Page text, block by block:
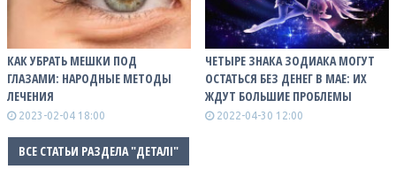
КАК УБРАТЬ МЕШКИ ПОД
ГЛАЗАМИ: НАРОДНЫЕ МЕТОДЫ
ЛЕЧЕНИЯ
2023-02-04 18:00
ЧЕТЫРЕ ЗНАКА ЗОДИАКА МОГУТ
ОСТАТЬСЯ БЕЗ ДЕНЕГ В МАЕ: ИХ
ЖДУТ БОЛЬШИЕ ПРОБЛЕМЫ
2022-04-30 12:00
ВСЕ СТАТЬИ РАЗДЕЛА "ДЕТАЛІ"